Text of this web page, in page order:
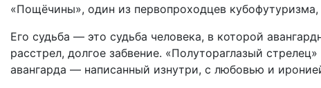
«Пощёчины», один из первопроходцев
Его судьба — это судьба человека, в которой
расстрел, долгое забвение. «Полутораглазый
авангарда — написанный изнутри, с любовью и